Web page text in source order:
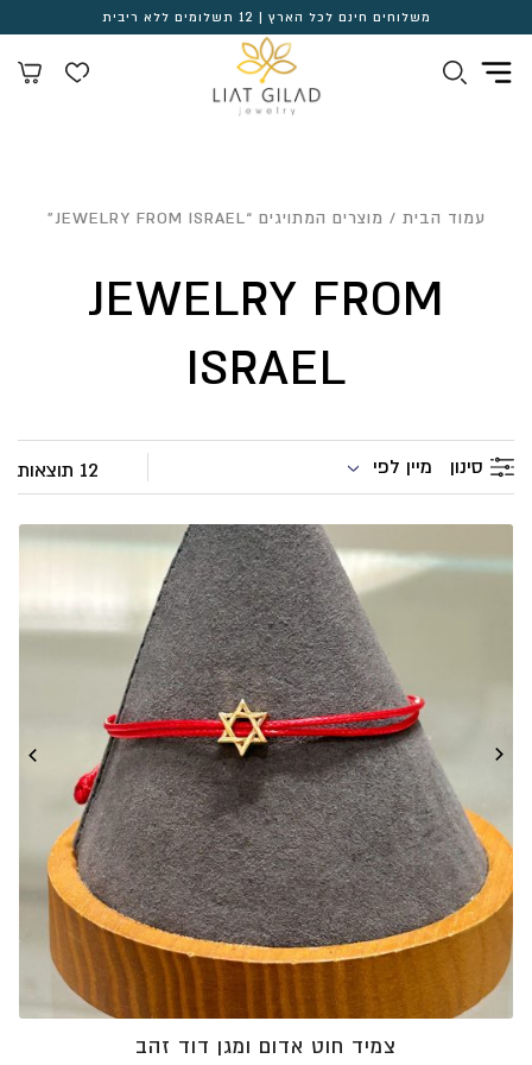
משלוחים חינם לכל הארץ | 12 תשלומים ללא ריבית
עמוד הבית / מוצרים המתויגים “JEWELRY FROM ISRAEL”
JEWELRY FROM
ISRAEL
סינון מיין לפי 12 תוצאות
צמיד חוט אדום ומגן דוד זהב